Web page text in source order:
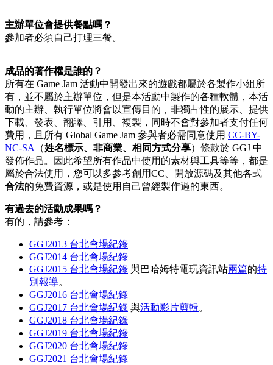
主辦單位會提供餐點嗎？
參加者必須自己打理三餐。
成品的著作權是誰的？
所有在 Game Jam 活動中開發出來的遊戲都屬於各製作小組所
有，並不屬於主辦單位，但是本活動中製作的各種軟體，本活
動的主辦、執行單位將會以宣傳目的，非獨占性的展示、提供
下載、發表、翻譯、引用、複製，同時不會對參加者支付任何
費用，且所有 Global Game Jam 參與者必需同意使用 CC-BY-
NC-SA
（姓名標示、非商業、相同方式分享）條款於 GGJ 中
發佈作品。因此希望所有作品中使用的素材與工具等等，都是
屬於合法使用，您可以多參考創用CC、開放源碼及其他各式
合法的免費資源，或是使用自己曾經製作過的東西。
有過去的活動成果嗎？
有的，請參考：
GGJ2013 台北會場紀錄
GGJ2014 台北會場紀錄
GGJ2015 台北會場紀錄 與巴哈姆特電玩資訊站兩篇的特
別報導。
GGJ2016 台北會場紀錄
GGJ2017 台北會場紀錄 與活動影片剪輯。
GGJ2018 台北會場紀錄
GGJ2019 台北會場紀錄
GGJ2020 台北會場紀錄
GGJ2021 台北會場紀錄